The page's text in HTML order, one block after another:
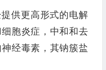
提供更高形式的电解
胞炎症，中和和去
经毒素，其钠簇盐